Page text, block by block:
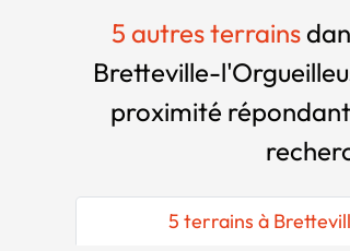
5 autres terrains
Bretteville-
proximité
5 terrains à